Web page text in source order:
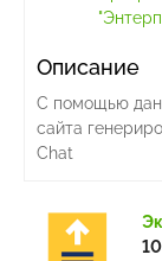
Описание
С помощью
сайта
Chat